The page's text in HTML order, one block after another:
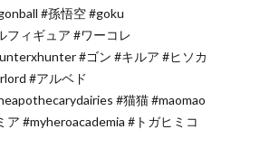
#孫悟空 #goku
フィギュア #ワーコレ
#ゴン #キルア #ヒソカ
#アルベド
#猫猫 #maomao
#myheroacademia #トガヒミコ